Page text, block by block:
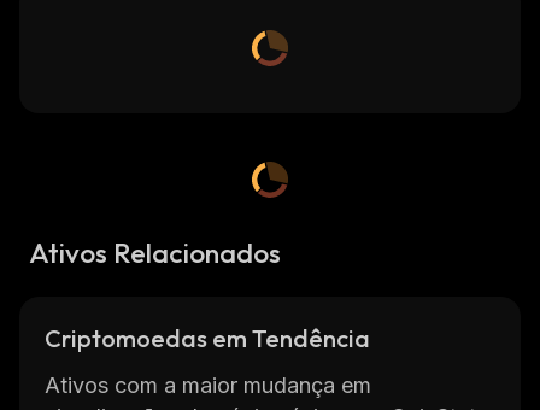
Ativos Relacionados
Criptomoedas em Tendência
Ativos com a maior mudança em